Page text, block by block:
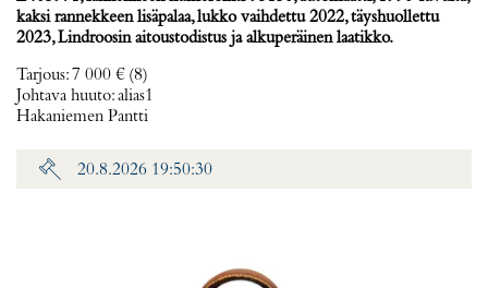
kaksi rannekkeen lisäpalaa, lukko vaihdettu 2022, täyshuollettu
2023, Lindroosin aitoustodistus ja alkuperäinen laatikko.
Tarjous:7 000 € (8)
Johtava huuto:alias1
Hakaniemen Pantti
20.8.2026 19:50:30